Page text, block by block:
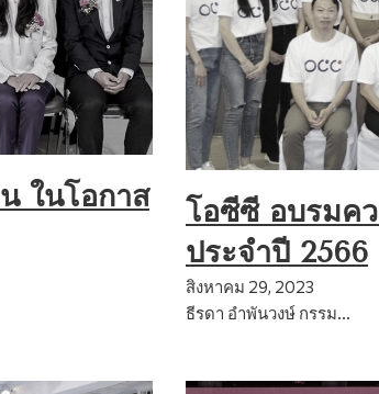
ในโอกาส
โอซีซี อบรมค
ประจำปี 2566
สิงหาคม 29, 2023
ธีรดา อำพันวงษ์ กรรม…